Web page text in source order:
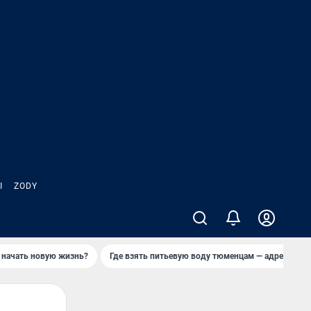
ZODY
начать новую жизнь? Где взять питьевую воду тюменцам — адреса